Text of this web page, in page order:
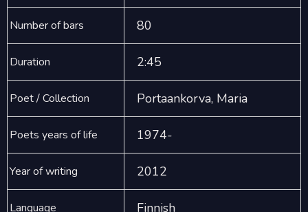
Number of bars 80
Duration 2:45
Poet / Collection Portaankorva, Maria
Poets years of life 1974-
Year of writing 2012
Language Finnish